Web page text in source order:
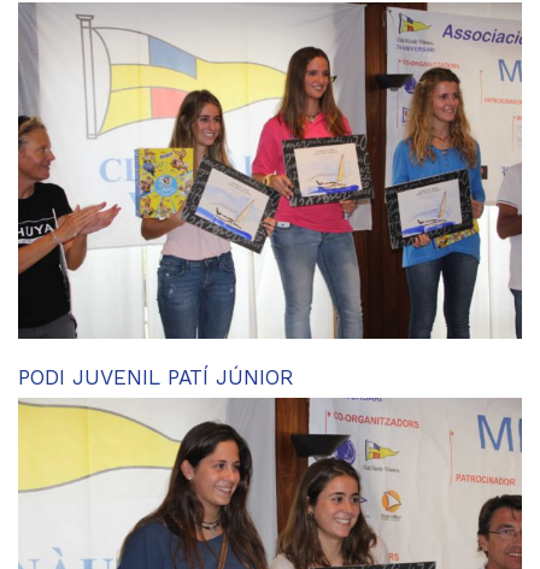
PODI JUVENIL PATÍ JÚNIOR